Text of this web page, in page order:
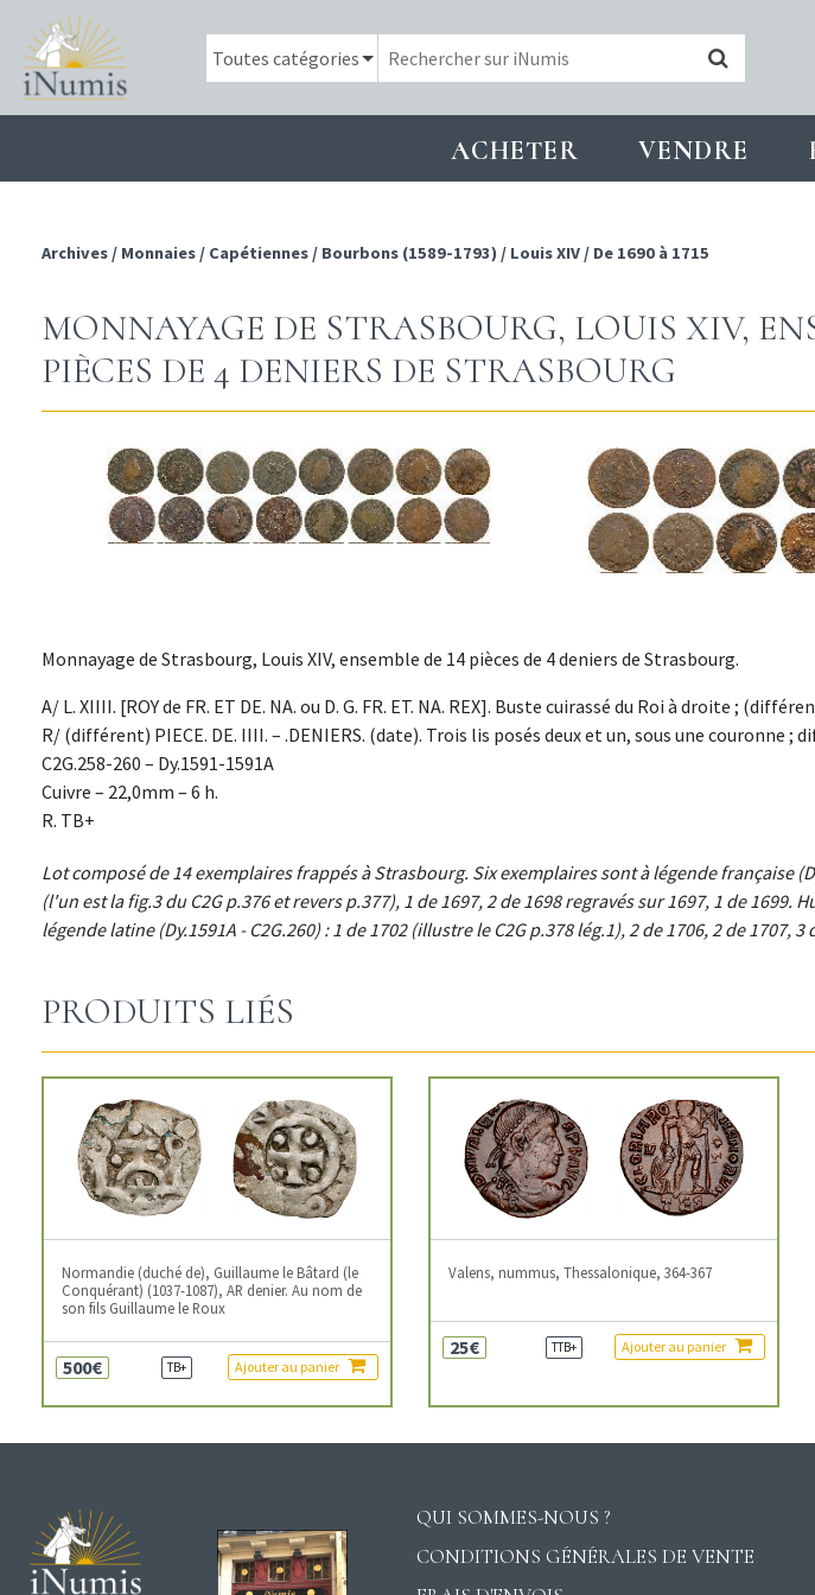
ACHETER VENDRE
Archives / Monnaies / Capétiennes / Bourbons (1589-1793) / Louis XIV / De 1690 à 1715
MONNAYAGE DE STRASBOURG, LOUIS XIV,
PIÈCES DE 4 DENIERS DE STRASBOURG
Monnayage de Strasbourg, Louis XIV, ensemble de 14 pièces de 4 deniers de Strasbourg.
A/ L. XIIII. [ROY de FR. ET DE. NA. ou D. G. FR. ET. NA. REX]. Buste cuirassé du Roi à droite ;
R/ (différent) PIECE. DE. IIII. – .DENIERS. (date). Trois lis posés deux et un, sous une couronne ;
C2G.258-260 – Dy.1591-1591A
Cuivre – 22,0mm – 6 h.
R. TB+
Lot composé de 14 exemplaires frappés à Strasbourg. Six exemplaires sont à légende française
(l'un est la fig.3 du C2G p.376 et revers p.377), 1 de 1697, 2 de 1698 regravés sur 1697, 1 de 1699.
légende latine (Dy.1591A - C2G.260) : 1 de 1702 (illustre le C2G p.378 lég.1), 2 de 1706, 2 de 1707, 3
PRODUITS LIÉS
Normandie (duché de), Guillaume le Bâtard (le
Conquérant) (1037-1087), AR denier. Au nom de
son fils Guillaume le Roux
500€ TB+ Ajouter au panier
Valens, nummus, Thessalonique, 364-367
25€ TTB+ Ajouter au panier
QUI SOMMES-NOUS ?
CONDITIONS GÉNÉRALES DE VENTE